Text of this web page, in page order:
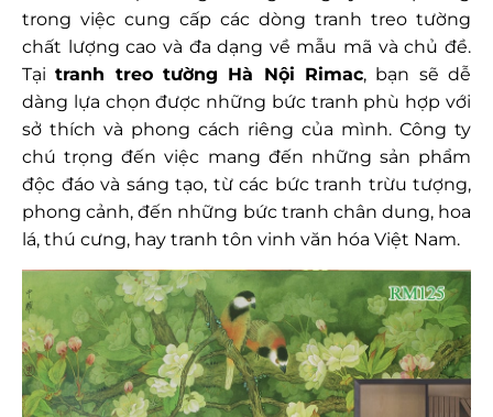
trong việc cung cấp các dòng tranh treo tường
chất lượng cao và đa dạng về mẫu mã và chủ đề.
Tạitranh treo tường Hà Nội Rimac, bạn sẽ dễ
dàng lựa chọn được những bức tranh phù hợp với
sở thích và phong cách riêng của mình. Công ty
chú trọng đến việc mang đến những sản phẩm
độc đáo và sáng tạo, từ các bức tranh trừu tượng,
phong cảnh, đến những bức tranh chân dung, hoa
lá, thú cưng, hay tranh tôn vinh văn hóa Việt Nam.